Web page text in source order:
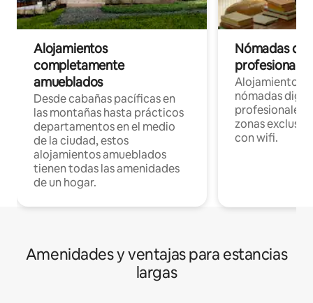
Alojamientos
completamente
amueblados
Desde cabañas pacíficas en
las montañas hasta prácticos
departamentos en el medio
de la ciudad, estos
alojamientos amueblados
tienen todas las amenidades
de un hogar.
Nómadas
Alojamientos
nómadas
profesionales
zonas
con wifi.
Amenidades y ventajas para estancias
largas